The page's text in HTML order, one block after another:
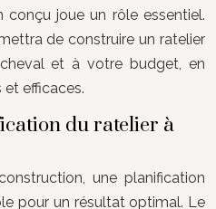
conçu joue un rôle essentiel.
de construire un ratelier
et à votre budget, en
efficaces.
du ratelier à
une planification
pour un résultat optimal. Le